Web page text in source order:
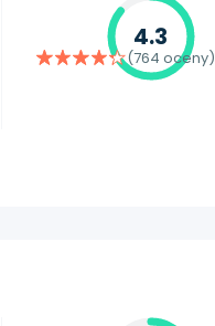
4.3
(764 oceny)